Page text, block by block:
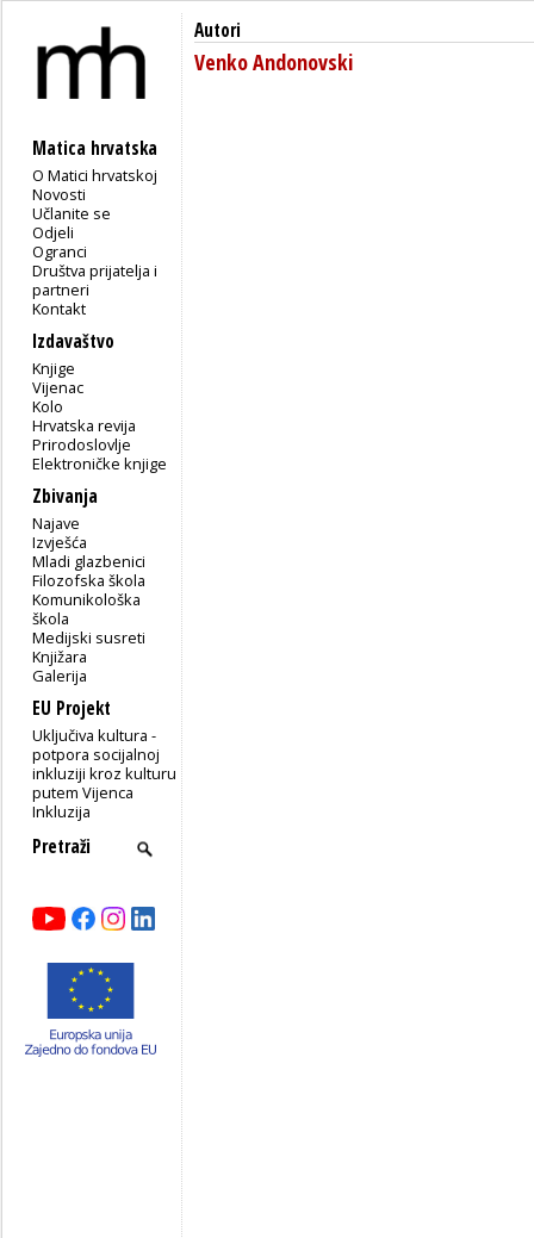
Matica hrvatska
O Matici hrvatskoj
Novosti
Učlanite se
Odjeli
Ogranci
Društva prijatelja i
partneri
Kontakt
Izdavaštvo
Knjige
Vijenac
Kolo
Hrvatska revija
Prirodoslovlje
Elektroničke knjige
Zbivanja
Najave
Izvješća
Mladi glazbenici
Filozofska škola
Komunikološka
škola
Medijski susreti
Knjižara
Galerija
EU Projekt
Uključiva kultura -
potpora socijalnoj
inkluziji kroz kulturu
putem Vijenca
Inkluzija
Autori
Venko Andonovski